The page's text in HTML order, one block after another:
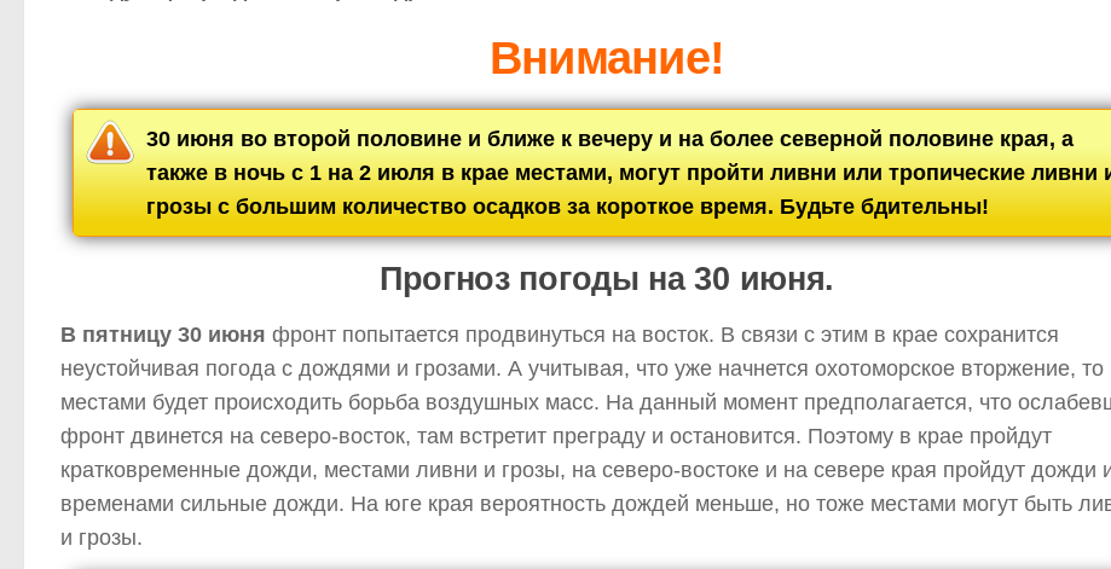
Внимание!
30 июня во второй половине и ближе к вечеру и на более северной половине края, а
также в ночь с 1 на 2 июля в крае местами, могут пройти ливни или тропические ливни
грозы с большим количество осадков за короткое время. Будьте бдительны!
Прогноз погоды на 30 июня.
В пятницу 30 июня фронт попытается продвинуться на восток. В связи с этим в крае сохранится
неустойчивая погода с дождями и грозами. А учитывая, что уже начнется охотоморское вторжение, то
местами будет происходить борьба воздушных масс. На данный момент предполагается, что
фронт двинется на северо-восток, там встретит преграду и остановится. Поэтому в крае пройдут
кратковременные дожди, местами ливни и грозы, на северо-востоке и на севере края пройдут дожди
временами сильные дожди. На юге края вероятность дождей меньше, но тоже местами могут быть
и грозы.